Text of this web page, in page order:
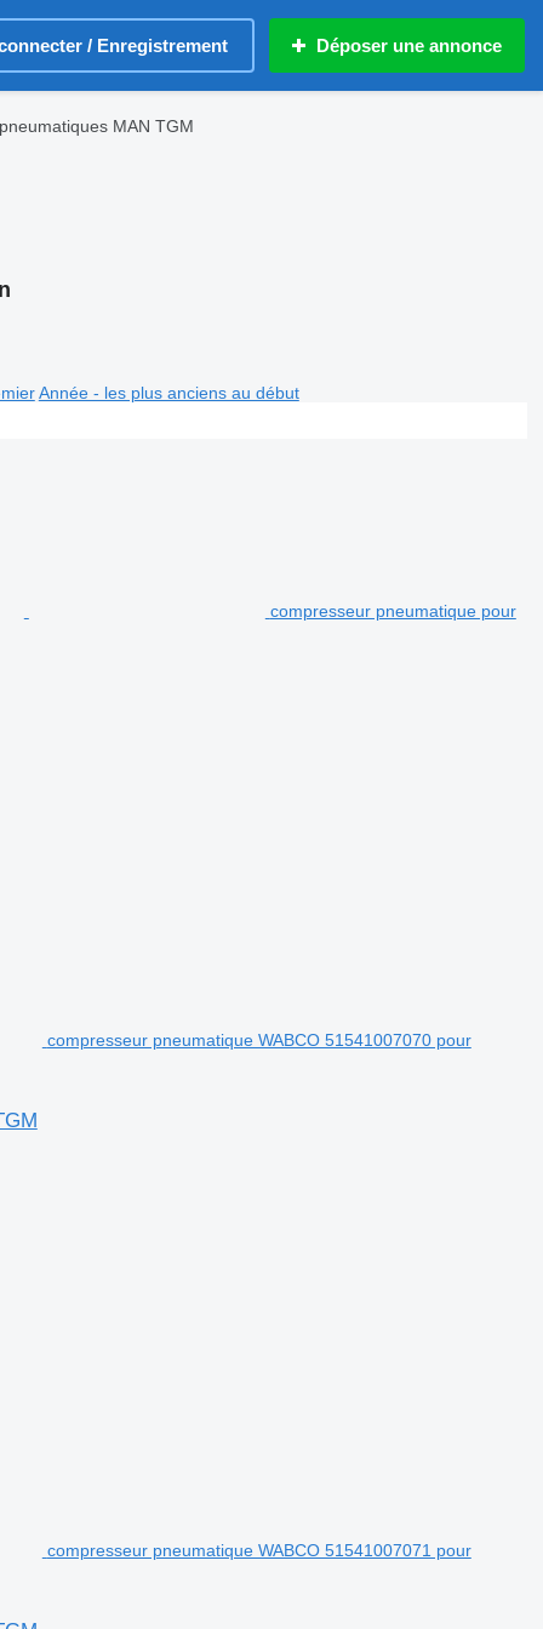
/ Enregistrement Déposer une annonce
MAN TGM
Année - les plus anciens au début
compresseur pneumatique pour
compresseur pneumatique WABCO 51541007070 pour
compresseur pneumatique WABCO 51541007071 pour